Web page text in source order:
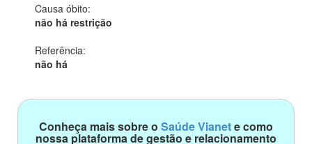
Causa óbito:
não há restrição
Referência:
não há
Conheça mais sobre o Saúde Vianete como
nossa plataforma de gestão e relacionamento